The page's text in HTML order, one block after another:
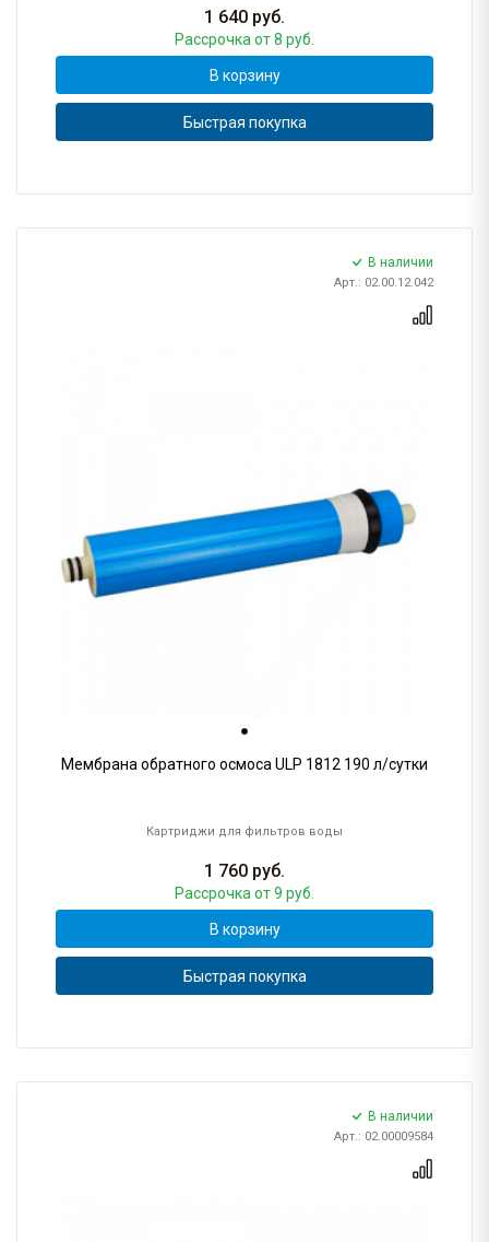
1 640 руб.
Рассрочка от 8 руб.
В корзину
Быстрая покупка
В наличии
Арт.: 02.00.12.042
Мембрана обратного осмоса ULP 1812 190 л/сутки
Картриджи для фильтров воды
1 760 руб.
Рассрочка от 9 руб.
В корзину
Быстрая покупка
В наличии
Арт.: 02.00009584